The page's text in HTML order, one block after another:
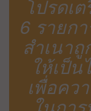
โปรดเ
6 รายก
สำเนา
ให้เป็น
เพื่อคว